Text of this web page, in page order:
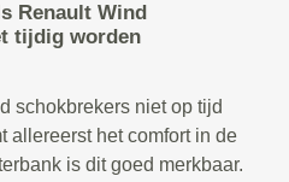
Renault Wind
tijdig worden
schokbrekers niet op tijd
allereerst het comfort in de
is dit goed merkbaar.